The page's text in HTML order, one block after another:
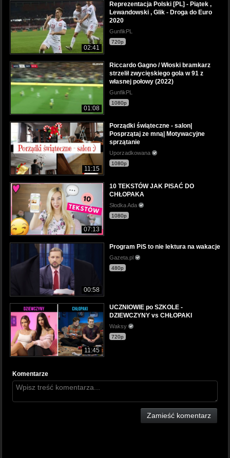
02:41
Reprezentacja Polski [PL] - Piątek ,
Lewandowski , Glik - Droga do Euro
2020
GunfikPL
720p
01:08
Riccardo Gagno / Włoski bramkarz
strzelił zwycięskiego gola w 91 z
własnej połowy (2022)
GunfikPL
1080p
11:15
Porządki świąteczne - salon|
Posprzątaj ze mną| Motywacyjne
sprzątanie
Uporzadkowana
1080p
07:13
10 TEKSTÓW JAK PISAĆ DO
CHŁOPAKA
Słodka Ada
1080p
00:58
Program PiS to nie lektura na wakacje
Gazeta.pl
480p
11:45
UCZNIOWIE po SZKOLE -
DZIEWCZYNY vs CHŁOPAKI
Waksy
720p
Komentarze
Zamieść komentarz